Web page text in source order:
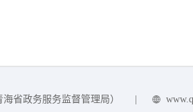
省政务服务监督管理局）